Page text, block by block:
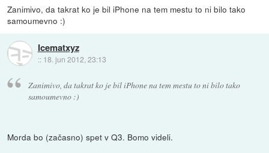
Zanimivo, da takrat ko je bil iPhone na tem mestu to ni bilo tako
samoumevno :)
Icematxyz
:: 18. jun 2012, 23:13
Zanimivo, da takrat ko je bil iPhone na tem mestu to ni bilo tako
samoumevno :)
Morda bo (začasno) spet v Q3. Bomo videli.